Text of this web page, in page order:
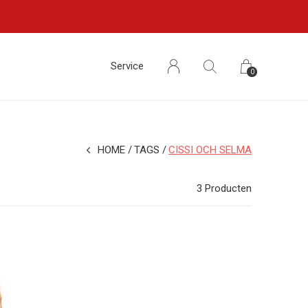
Service 0
HOME TAGS CISSI OCH SELMA
3 Producten